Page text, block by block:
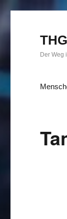
Der Weg